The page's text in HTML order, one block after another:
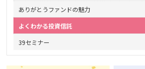
ありがとうファンドの魅力
よくわかる投資信託
39セミナー